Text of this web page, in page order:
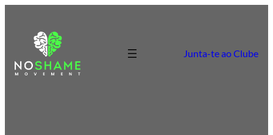
Junta-te ao Clube